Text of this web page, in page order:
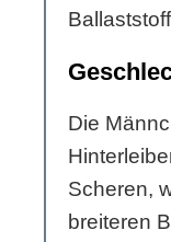
Die
Scheren,
breiteren